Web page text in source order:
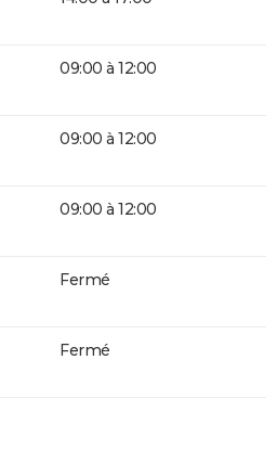
09:00 à 12:00
09:00 à 12:00
09:00 à 12:00
Fermé
Fermé